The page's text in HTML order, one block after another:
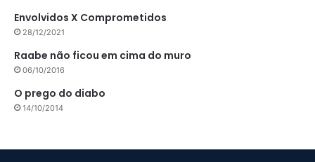
Envolvidos X Comprometidos
28/12/2021
Raabe não ficou em cima do muro
06/10/2016
O prego do diabo
14/10/2014